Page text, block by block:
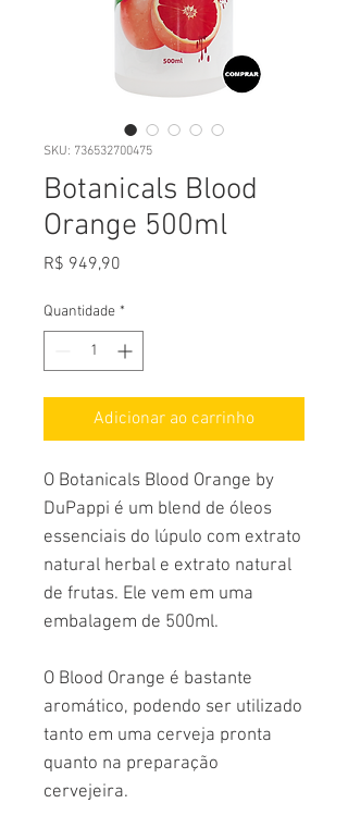
SKU: 736532700475
Botanicals Blood
Orange 500ml
R$ 949,90
Quantidade *
Adicionar ao carrinho
O Botanicals Blood Orange by
DuPappi é um blend de óleos
essenciais do lúpulo com extrato
natural herbal e extrato natural
de frutas. Ele vem em uma
embalagem de 500ml.
O Blood Orange é bastante
aromático, podendo ser utilizado
tanto em uma cerveja pronta
quanto na preparação
cervejeira.